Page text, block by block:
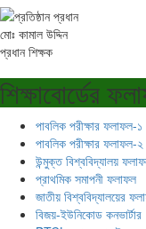
মোঃ কামাল উদ্দিন
প্রধান শিক্ষক
শিক্ষাবোর্ডের
পাবলিক পরীক্ষার ফলাফল-১
পাবলিক পরীক্ষার ফলাফল-২
উন্মুক্ত বিশ্ববিদ্যালয়
প্রাথমিক সমাপনী ফলাফল
জাতীয় বিশ্ববিদ্যালয়ের
বিজয়-ইউনিকোড কনভার্টার